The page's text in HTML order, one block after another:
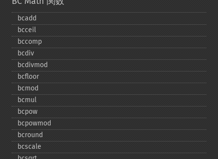
bcadd
bcceil
bccomp
bcdiv
bcdivmod
bcfloor
bcmod
bcmul
bcpow
bcpowmod
bcround
bcscale